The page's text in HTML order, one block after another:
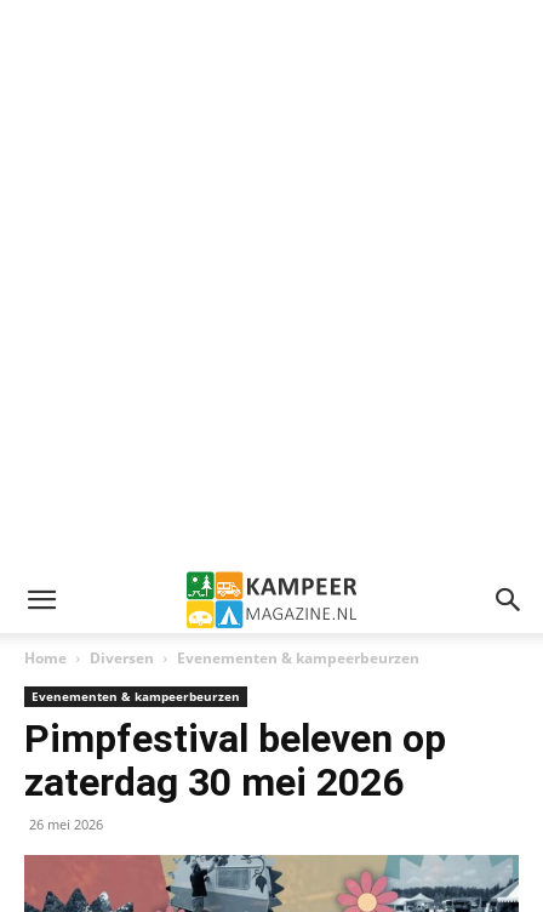
Home Diversen Evenementen & kampeerbeurzen
Evenementen & kampeerbeurzen
Pimpfestival beleven op
zaterdag 30 mei 2026
26 mei 2026